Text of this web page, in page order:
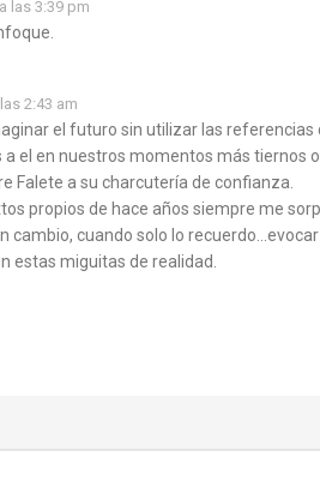
las 3:39 pm
2:43 am
el futuro sin utilizar las referencias
el en nuestros momentos más tiernos
Falete a su charcutería de confianza.
propios de hace años siempre me
cambio, cuando solo lo
estas miguitas de realidad.